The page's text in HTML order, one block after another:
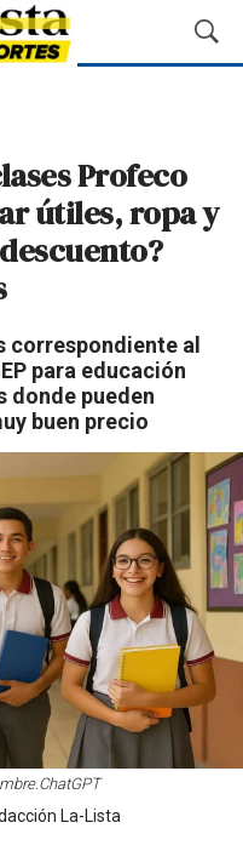
M
o
B
Profeco
útiles, ropa y
correspondiente al
para educación
donde pueden
buen precio
ChatGPT
La-Lista